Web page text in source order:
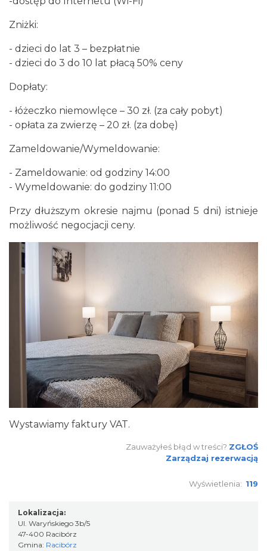
Zniżki:
- dzieci do lat 3 – bezpłatnie
- dzieci do 3 do 10 lat płacą 50% ceny
Dopłaty:
- łóżeczko niemowlęce – 30 zł. (za cały pobyt)
- opłata za zwierzę – 20 zł. (za dobę)
Zameldowanie/Wymeldowanie:
- Zameldowanie: od godziny 14:00
- Wymeldowanie: do godziny 11:00
Przy dłuższym okresie najmu (ponad 5 dni) istnieje
możliwość negocjacji ceny.
Wystawiamy faktury VAT.
Zauważyłeś błąd w treści? ZGŁOŚ
Zarządzaj rezerwacją
Wyświetlenia: 119
Lokalizacja:
Ul. Waryńskiego 3b/5
47-400 Racibórz
Gmina: Racibórz